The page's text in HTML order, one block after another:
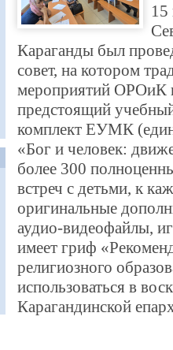
15
Караганды был
совет, на котором
мероприятий ОРОиК
предстоящий
комплект ЕУМК
«Бог и человек:
более 300
встреч с детьми, к
оригинальные
аудио-видеофайлы,
имеет гриф
религиозного
использоваться в
Карагандинской